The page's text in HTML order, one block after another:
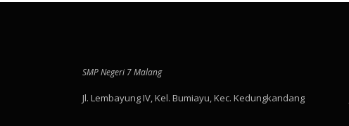
SMP Negeri 7 Malang
Jl. Lembayung IV, Kel. Bumiayu, Kec. Kedungkandang